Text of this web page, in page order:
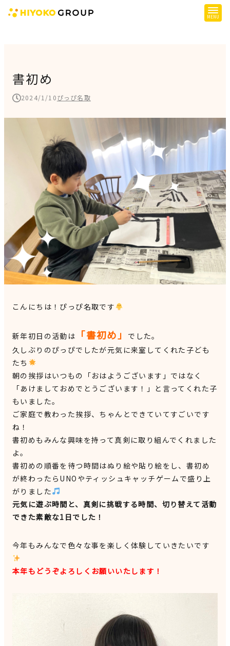
提供サービス
子育て支援
障がい児支援
障がい者支援
施設一覧
会社概要
お知らせ
採用情報
施設空き状況はこちら
見学申込・お問合せ
書初め
2024/1/10ぴっぴ名取
こんにちは！ぴっぴ名取です
新年初日の活動は 「書初め」
でした。
久しぶりのぴっぴでしたが元気に来室してくれた子ども
たち
朝の挨拶はいつもの「おはようございます」ではなく
「あけましておめでとうございます！」と言ってくれた子
もいました。
ご家庭で教わった挨拶、ちゃんとできていてすごいです
ね！
書初めもみんな興味を持って真剣に取り組んでくれました
よ。
書初めの順番を待つ時間はぬり絵や貼り絵をし、書初め
が終わったらUNOやティッシュキャッチゲームで盛り上
がりました
元気に遊ぶ時間と、真剣に挑戦する時間、切り替えて活動
できた素敵な1日でした！
今年もみんなで色々な事を楽しく体験していきたいです
本年もどうぞよろしくお願いいたします！